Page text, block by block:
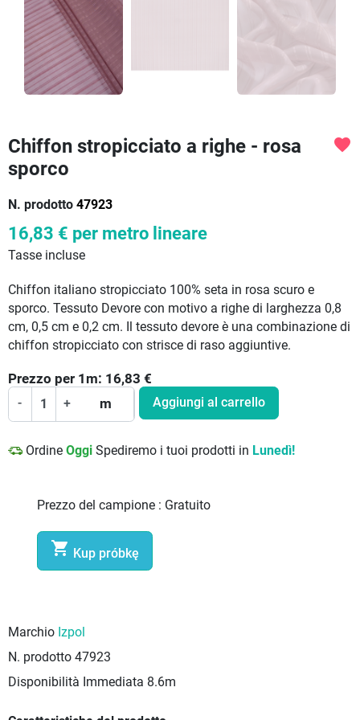
Chiffon stropicciato a righe - rosa
sporco
N. prodotto 47923
favorite
16,83 € per metro lineare
Tasse incluse
Chiffon italiano stropicciato 100% seta in rosa scuro e
sporco. Tessuto Devore con motivo a righe di larghezza 0,8
cm, 0,5 cm e 0,2 cm. Il tessuto devore è una combinazione di
chiffon stropicciato con strisce di raso aggiuntive.
Prezzo per 1 m: 16,83 €
- + m Aggiungi al carrello
Ordine Oggi Spediremo i tuoi prodotti in Lunedì!
Prezzo del campione : Gratuito
 Kup próbkę
Marchio Izpol
N. prodotto 47923
Disponibilità Immediata 8.6m